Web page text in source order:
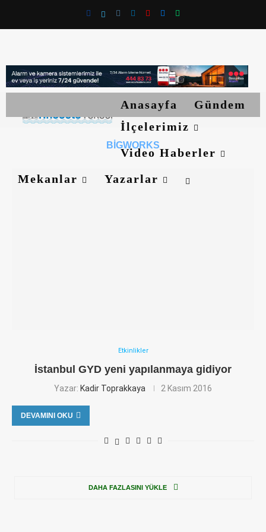
Anasayfa
Gündem
İlçelerimiz
Video Haberler
Mekanlar
Yazarlar
BIGWORKS
Etkinlikler
İstanbul GYD yeni yapılanmaya gidiyor
Yazar: Kadir Toprakkaya 2 Kasım 2016
DEVAMINI OKU
DAHA FAZLASINI YÜKLE